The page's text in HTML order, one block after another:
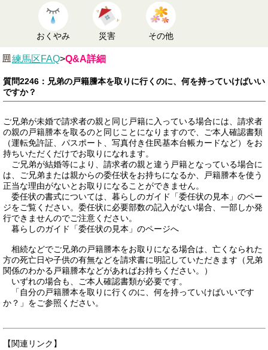
おくやみ 災害 その他
練馬区FAQ>Q&A詳細
質問2246：兄弟の戸籍謄本を取りに行くのに、何を持っていけばいい
ですか？
ご兄弟が未婚で請求者の親と同じ戸籍に入っている場合には、請求者
の親の戸籍謄本を取るのと同じことになりますので、ご本人確認書類
（運転免許証、パスポート、写真付き住民基本台帳カードなど）をお
持ちいただくだけでお取りになれます。
ご兄弟が結婚等により、請求者の親と違う戸籍となっている場合に
は、ご兄弟または親からの委任状をお持ちになるか、戸籍謄本を使う
正当な理由がないとお取りになることができません。
委任状の書式については、暮らしのガイド「委任状の見本」のペー
ジをご覧ください。委任状に必要部数の記入がない場合、一部しか発
行できませんのでご注意ください。
暮らしのガイド「委任状の見本」のページへ
相続などでご兄弟の戸籍謄本をお取りになる場合は、亡くなられた
方の死亡日や子供の有無などを請求書に明記していただきます（兄弟
関係のわかる戸籍謄本などがあればお持ちください。）
いずれの場合も、ご本人確認書類が必要です。
「自分の戸籍謄本を取りに行くのに、何を持っていけばいいです
か？」をご参照ください。
【関連リンク】